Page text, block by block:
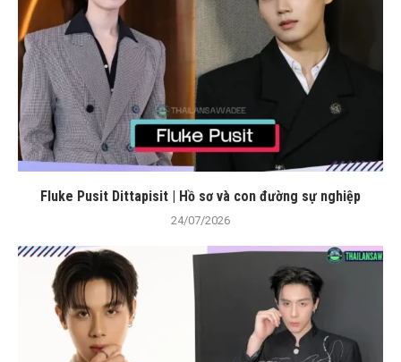
Fluke Pusit Dittapisit | Hồ sơ và con đường sự nghiệp
24/07/2026